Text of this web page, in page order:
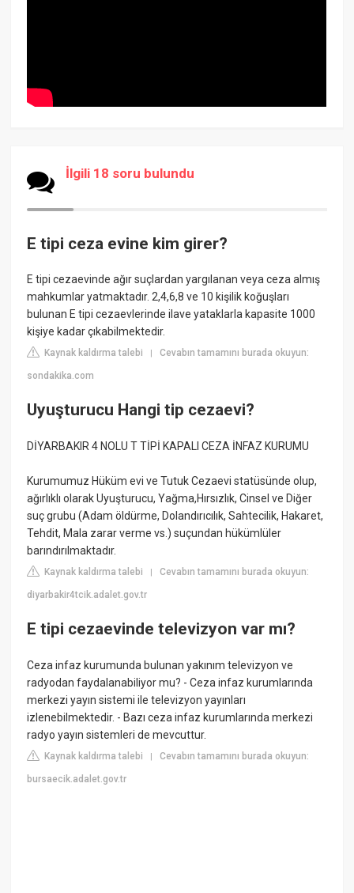
İlgili 18 soru bulundu
E tipi ceza evine kim girer?
E tipi cezaevinde ağır suçlardan yargılanan veya ceza almış
mahkumlar yatmaktadır. 2,4,6,8 ve 10 kişilik koğuşları
bulunan E tipi cezaevlerinde ilave yataklarla kapasite 1000
kişiye kadar çıkabilmektedir.
Kaynak kaldırma talebi |Cevabın tamamını burada okuyun:
sondakika.com
Uyuşturucu Hangi tip cezaevi?
DİYARBAKIR 4 NOLU T TİPİ KAPALI CEZA İNFAZ KURUMU
Kurumumuz Hüküm evi ve Tutuk Cezaevi statüsünde olup,
ağırlıklı olarak Uyuşturucu, Yağma,Hırsızlık, Cinsel ve Diğer
suç grubu (Adam öldürme, Dolandırıcılık, Sahtecilik, Hakaret,
Tehdit, Mala zarar verme vs.) suçundan hükümlüler
barındırılmaktadır.
Kaynak kaldırma talebi |Cevabın tamamını burada okuyun:
diyarbakir4tcik.adalet.gov.tr
E tipi cezaevinde televizyon var mı?
Ceza infaz kurumunda bulunan yakınım televizyon ve
radyodan faydalanabiliyor mu? - Ceza infaz kurumlarında
merkezi yayın sistemi ile televizyon yayınları
izlenebilmektedir. - Bazı ceza infaz kurumlarında merkezi
radyo yayın sistemleri de mevcuttur.
Kaynak kaldırma talebi |Cevabın tamamını burada okuyun:
bursaecik.adalet.gov.tr